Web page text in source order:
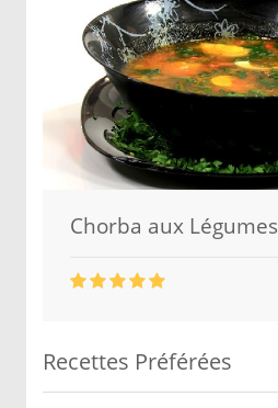
Chorba aux Légumes
Recettes Préférées